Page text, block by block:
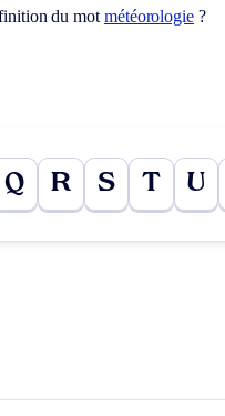
du mot météorologie?
Q R S T U